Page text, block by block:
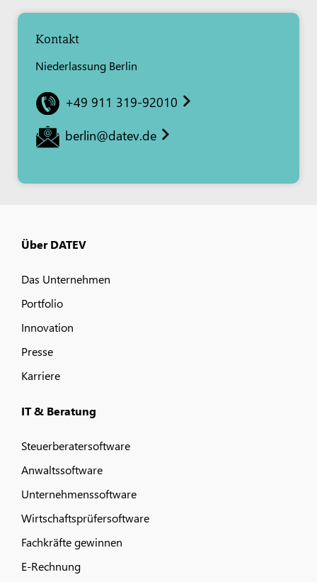
Kontakt
Niederlassung Berlin
+49 911 319-92010
berlin@datev.de
Über DATEV
Das Unternehmen
Portfolio
Innovation
Presse
Karriere
IT & Beratung
Steuerberatersoftware
Anwaltssoftware
Unternehmenssoftware
Wirtschaftsprüfersoftware
Fachkräfte gewinnen
E-Rechnung